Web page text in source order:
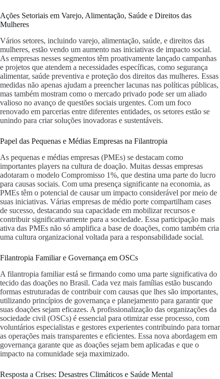
Ações Setoriais em Varejo, Alimentação, Saúde e Direitos das
Mulheres
Vários setores, incluindo varejo, alimentação, saúde, e direitos das
mulheres, estão vendo um aumento nas iniciativas de impacto social.
As empresas nesses segmentos têm proativamente lançado campanhas
e projetos que atendem a necessidades específicas, como segurança
alimentar, saúde preventiva e proteção dos direitos das mulheres. Essas
medidas não apenas ajudam a preencher lacunas nas políticas públicas,
mas também mostram como o mercado privado pode ser um aliado
valioso no avanço de questões sociais urgentes. Com um foco
renovado em parcerias entre diferentes entidades, os setores estão se
unindo para criar soluções inovadoras e sustentáveis.
Papel das Pequenas e Médias Empresas na Filantropia
As pequenas e médias empresas (PMEs) se destacam como
importantes players na cultura de doação. Muitas dessas empresas
adotaram o modelo Compromisso 1%, que destina uma parte do lucro
para causas sociais. Com uma presença significante na economia, as
PMEs têm o potencial de causar um impacto considerável por meio de
suas iniciativas. Várias empresas de médio porte compartilham cases
de sucesso, destacando sua capacidade em mobilizar recursos e
contribuir significativamente para a sociedade. Essa participação mais
ativa das PMEs não só amplifica a base de doações, como também cria
uma cultura organizacional voltada para a responsabilidade social.
Filantropia Familiar e Governança em OSCs
A filantropia familiar está se firmando como uma parte significativa do
tecido das doações no Brasil. Cada vez mais famílias estão buscando
formas estruturadas de contribuir com causas que lhes são importantes,
utilizando princípios de governança e planejamento para garantir que
suas doações sejam eficazes. A profissionalização das organizações da
sociedade civil (OSCs) é essencial para otimizar esse processo, com
voluntários especialistas e gestores experientes contribuindo para tornar
as operações mais transparentes e eficientes. Essa nova abordagem em
governança garante que as doações sejam bem aplicadas e que o
impacto na comunidade seja maximizado.
Resposta a Crises: Desastres Climáticos e Saúde Mental